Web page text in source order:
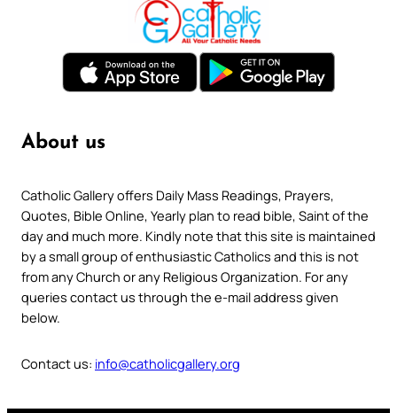
About us
Catholic Gallery offers Daily Mass Readings, Prayers,
Quotes, Bible Online, Yearly plan to read bible, Saint of the
day and much more. Kindly note that this site is maintained
by a small group of enthusiastic Catholics and this is not
from any Church or any Religious Organization. For any
queries contact us through the e-mail address given
below.
Contact us: info@catholicgallery.org